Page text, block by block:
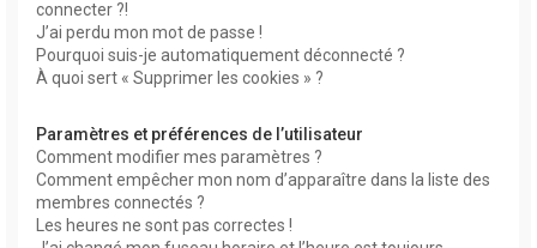
connecter ?!
J’ai perdu mon mot de passe !
Pourquoi suis-je automatiquement déconnecté ?
À quoi sert « Supprimer les cookies » ?
Paramètres et préférences de l’utilisateur
Comment modifier mes paramètres ?
Comment empêcher mon nom d’apparaître dans la liste des
membres connectés ?
Les heures ne sont pas correctes !